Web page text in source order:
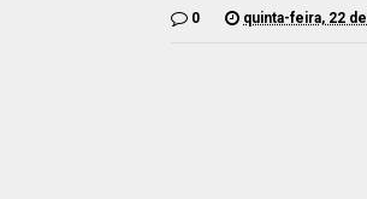
0 quinta-feira, 22